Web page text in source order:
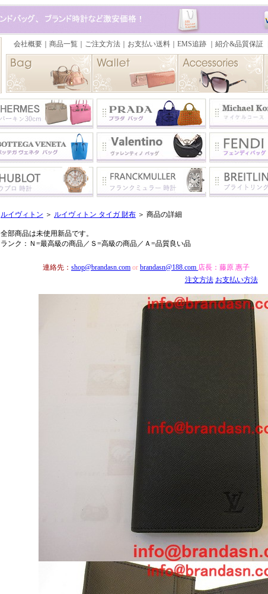
ルイヴィトン ＞ ルイヴィトン タイガ 財布 ＞ 商品の詳細
全部商品は未使用新品です。
ランク：Ｎ=最高級の商品／Ｓ=高級の商品／Ａ=品質良い品
連絡先： shop@brandasn.com or brandasn@188.com 店長： 藤原 惠子
注文方法 お支払い方法